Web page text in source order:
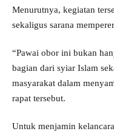
Menurutnya, kegiatan
sekaligus sarana
“Pawai obor ini bukan
bagian dari syiar Islam
masyarakat dalam
rapat tersebut.
Untuk menjamin